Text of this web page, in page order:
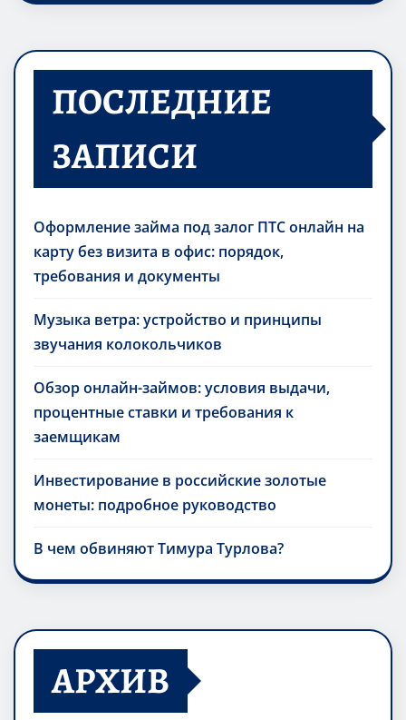
ПОСЛЕДНИЕ
ЗАПИСИ
Оформление займа под залог ПТС онлайн на
карту без визита в офис: порядок,
требования и документы
Музыка ветра: устройство и принципы
звучания колокольчиков
Обзор онлайн-займов: условия выдачи,
процентные ставки и требования к
заемщикам
Инвестирование в российские золотые
монеты: подробное руководство
В чем обвиняют Тимура Турлова?
АРХИВ